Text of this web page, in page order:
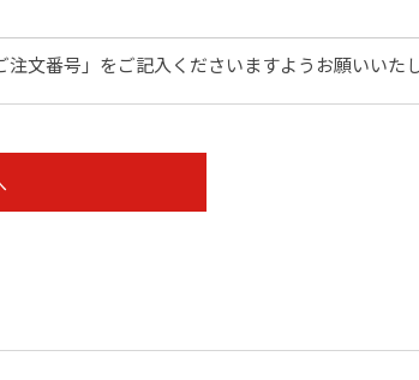
文番号」をご記入くださいますようお願いいたし